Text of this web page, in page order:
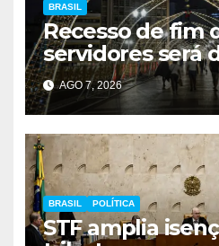
BRASIL
Recesso de fim
servidores será
dezembro a 1º
AGO 7, 2026
BRASIL POLÍTICA
STF amplia